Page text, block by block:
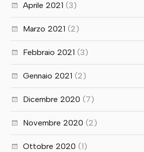
Aprile 2021 (3)
Marzo 2021 (2)
Febbraio 2021 (3)
Gennaio 2021 (2)
Dicembre 2020 (7)
Novembre 2020 (2)
Ottobre 2020 (1)